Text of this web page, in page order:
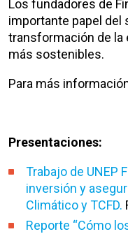
Los fundadores de
importante papel del
transformación de la
más sostenibles.
Para más
Presentaciones:
Trabajo de UNEP
inversión y
Climático y TCFD.
Reporte “Cómo